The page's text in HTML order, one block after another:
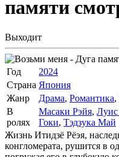
памяти
Выходит
Год
2024
Страна Япония
Жанр
Драма, Романтика,
В
ролях
Масаки Рэйя, Луис
Гоки, Тэдзука Май
Жизнь Итидзё Рёэя,
конгломерата, рушится в